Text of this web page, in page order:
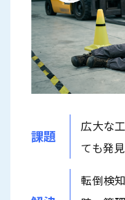
課題
広大な
ても発
転倒検